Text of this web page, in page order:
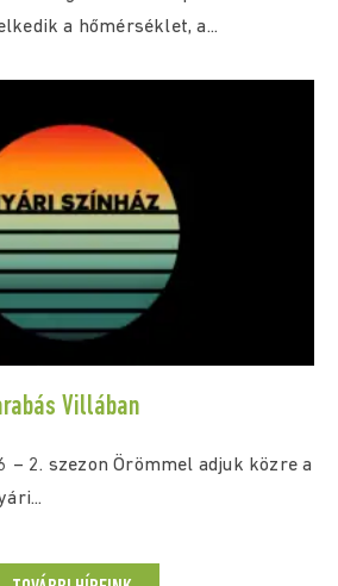
a hőmérséklet, a...
Villában
– 2. szezon Örömmel adjuk közre a